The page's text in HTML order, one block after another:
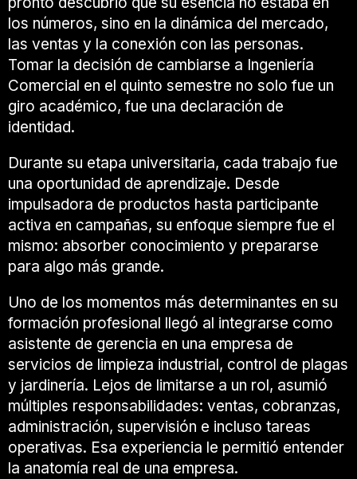
los números, sino en la dinámica del mercado,
las ventas y la conexión con las personas.
Tomar la decisión de cambiarse a Ingeniería
Comercial en el quinto semestre no solo fue un
giro académico, fue una declaración de
identidad.
Durante su etapa universitaria, cada trabajo fue
una oportunidad de aprendizaje. Desde
impulsadora de productos hasta participante
activa en campañas, su enfoque siempre fue el
mismo: absorber conocimiento y prepararse
para algo más grande.
Uno de los momentos más determinantes en su
formación profesional llegó al integrarse como
asistente de gerencia en una empresa de
servicios de limpieza industrial, control de plagas
y jardinería. Lejos de limitarse a un rol, asumió
múltiples responsabilidades: ventas, cobranzas,
administración, supervisión e incluso tareas
operativas. Esa experiencia le permitió entender
la anatomía real de una empresa.